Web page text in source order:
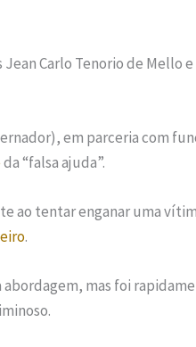
Carlo Tenorio de Mello
em parceria com
da “falsa ajuda”.
ao tentar enganar uma
.
mas foi